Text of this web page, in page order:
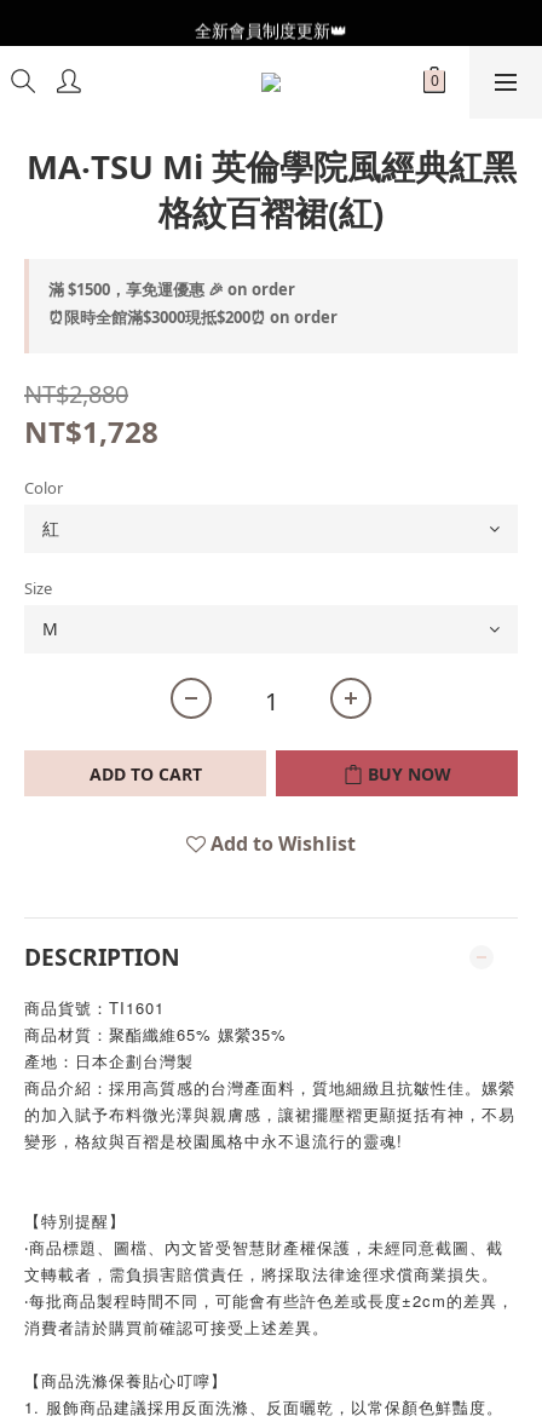
全新會員制度更新👑
全新會員制度更新👑
加入官方LINE🥰最新優惠資訊不錯過
MA‧TSU Mi 英倫學院風經典紅黑
格紋百褶裙(紅)
滿 $1500，享免運優惠 🎉 on order
⏰限時全館滿$3000現抵$200⏰ on order
NT$2,880
NT$1,728
Color
Size
ADD TO CART BUY NOW
Add to Wishlist
DESCRIPTION
商品貨號：TI1601
商品材質：聚酯纖維65% 嫘縈35%
產地：日本企劃台灣製
商品介紹：採用高質感的台灣產面料，質地細緻且抗皺性佳。嫘縈
的加入賦予布料微光澤與親膚感，讓裙擺壓褶更顯挺括有神，不易
變形，格紋與百褶是校園風格中永不退流行的靈魂!
【特別提醒】
‧商品標題、圖檔、內文皆受智慧財產權保護，未經同意截圖、截
文轉載者，需負損害賠償責任，將採取法律途徑求償商業損失。
‧每批商品製程時間不同，可能會有些許色差或長度±2cm的差異，
消費者請於購買前確認可接受上述差異。
【商品洗滌保養貼心叮嚀】
1. 服飾商品建議採用反面洗滌、反面曬乾，以常保顏色鮮豔度。